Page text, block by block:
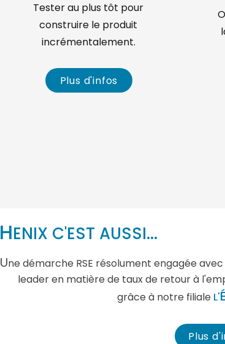
Tester au plus tôt pour
construire le produit
incrémentalement.
Plus d'infos
HENIX C'EST AUSSI...
Une démarche RSE résolument engagée
leader en matière de taux de retour à
grâce à notre filiale L'É
Plus